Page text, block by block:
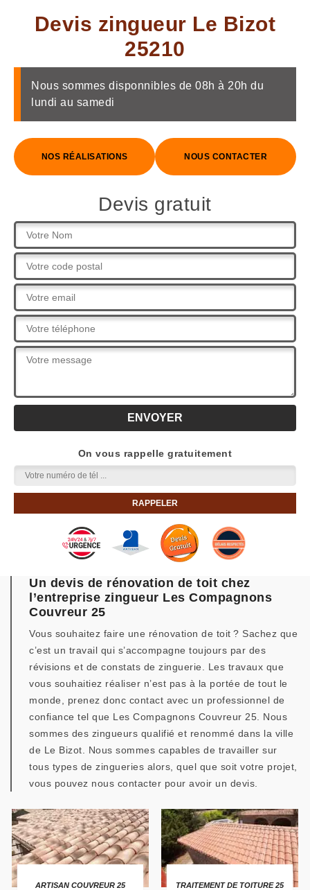
Devis zingueur Le Bizot
25210
Nous sommes disponnibles de 08h à 20h du
lundi au samedi
NOS RÉALISATIONS NOUS CONTACTER
Devis gratuit
On vous rappelle gratuitement
Un devis de rénovation de toit chez
l’entreprise zingueur Les Compagnons
Couvreur 25
Vous souhaitez faire une rénovation de toit ? Sachez que
c’est un travail qui s’accompagne toujours par des
révisions et de constats de zinguerie. Les travaux que
vous souhaitiez réaliser n’est pas à la portée de tout le
monde, prenez donc contact avec un professionnel de
confiance tel que Les Compagnons Couvreur 25. Nous
sommes des zingueurs qualifié et renommé dans la ville
de Le Bizot. Nous sommes capables de travailler sur
tous types de zingueries alors, quel que soit votre projet,
vous pouvez nous contacter pour avoir un devis.
ARTISAN COUVREUR 25 TRAITEMENT DE TOITURE 25